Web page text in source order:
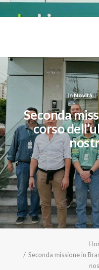
InNovità
Seconda
corso
Seconda missione in